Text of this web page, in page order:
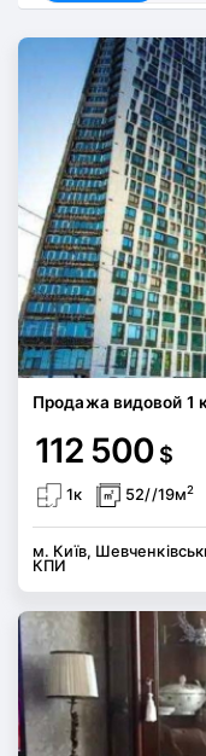
Продажа видовой 1
112 500 $
1к 52//19м2
м. Київ,
КПИ